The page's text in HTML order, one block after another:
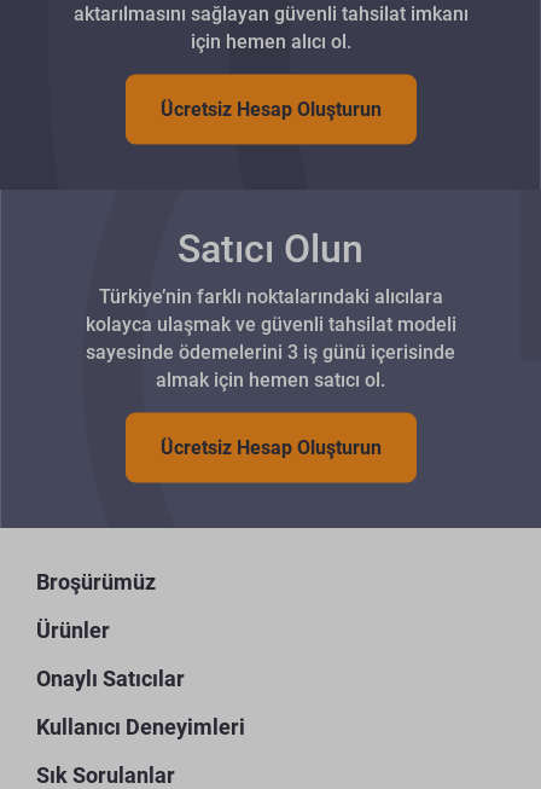
aktarılmasını sağlayan güvenli tahsilat imkanı
için hemen alıcı ol.
Ücretsiz Hesap Oluşturun
Satıcı Olun
Türkiye’nin farklı noktalarındaki alıcılara
kolayca ulaşmak ve güvenli tahsilat modeli
sayesinde ödemelerini 3 iş günü içerisinde
almak için hemen satıcı ol.
Ücretsiz Hesap Oluşturun
Broşürümüz
Ürünler
Onaylı Satıcılar
Kullanıcı Deneyimleri
Sık Sorulanlar